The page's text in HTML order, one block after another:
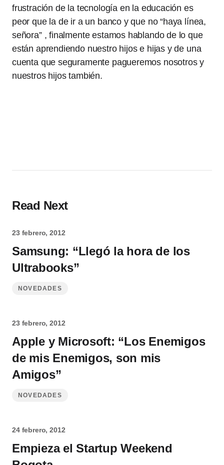
frustración de la tecnología en la educación es
peor que la de ir a un banco y que no “haya línea,
señora” , finalmente estamos hablando de lo que
están aprendiendo nuestro hijos e hijas y de una
cuenta que seguramente pagueremos nosotros y
nuestros hijos también.
Read Next
23 febrero, 2012
Samsung: “Llegó la hora de los
Ultrabooks”
NOVEDADES
23 febrero, 2012
Apple y Microsoft: “Los Enemigos
de mis Enemigos, son mis
Amigos”
NOVEDADES
24 febrero, 2012
Empieza el Startup Weekend